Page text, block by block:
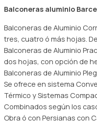
Balconeras aluminio
Balconeras de Aluminio
tres, cuatro ó más hojas.
Balconeras de Aluminio
dos hojas, con opción de
Balconeras de Aluminio
Se ofrece en sistema
Térmico y Sistemas
Combinados según los
Obra ó con Persianas con